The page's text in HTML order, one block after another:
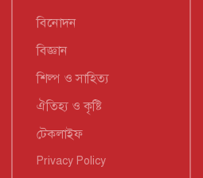
বিনোদন
বিজ্ঞান
শিল্প ও সাহিত্য
ঐতিহ্য ও কৃষ্টি
টেকলাইফ
Privacy Policy